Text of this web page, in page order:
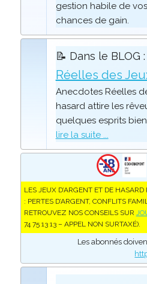
gestion habile de
chances de gain.
📝 Dans le BLOG :
Réelles des
Anecdotes Réelles
hasard attire les
quelques esprits
lire la suite ...
LES JEUX D’ARGENT ET DE
: PERTES D’ARGENT, CONFLITS
RETROUVEZ NOS CONSEILS SUR
74 75 13 13 – APPEL NON SURTAXÉ).
Les abonnés